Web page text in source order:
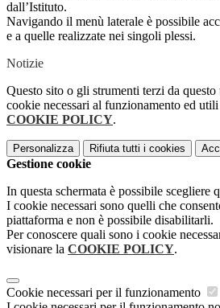
dall’Istituto.
Navigando il menù laterale è possibile
e a quelle realizzate nei singoli plessi.
Notizie
Questo sito o gli strumenti terzi da
cookie necessari al funzionamento ed
COOKIE POLICY.
Personalizza Rifiuta tutti i cookies
Gestione cookie
In questa schermata è possibile scegliere
I cookie necessari sono quelli che
piattaforma e non è possibile disabilitarli.
Per conoscere quali sono i cookie
visionare la COOKIE POLICY.
Cookie necessari per il funzionamento